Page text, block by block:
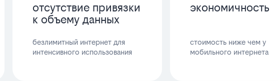
отсутствие привязки
к объему данных
безлимитный интернет для
интенсивного использования
экономичность
стоимость ниже чем у
мобильного интернета